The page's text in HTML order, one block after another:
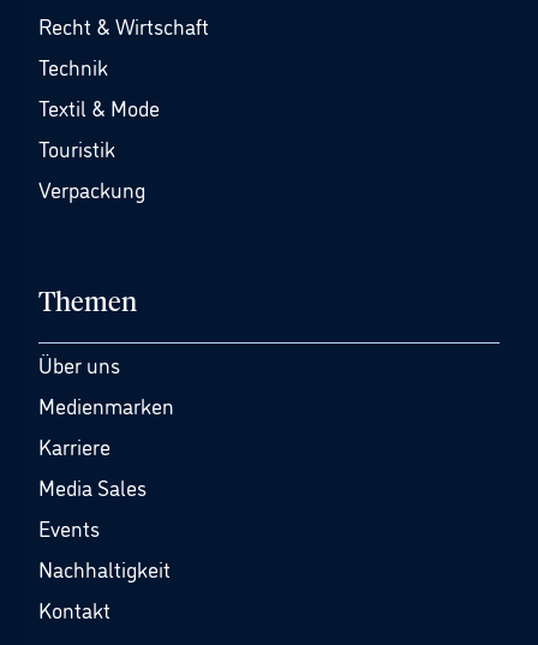
Recht & Wirtschaft
Technik
Textil & Mode
Touristik
Verpackung
Themen
Über uns
Medienmarken
Karriere
Media Sales
Events
Nachhaltigkeit
Kontakt